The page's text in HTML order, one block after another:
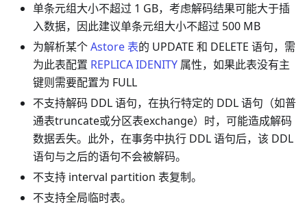
单条元组大小不超过 1 GB，考虑解码结果可能大于插
入数据，因此建议单条元组大小不超过 500 MB
为解析某个Astore 表的 UPDATE 和 DELETE 语句，需
为此表配置 REPLICA IDENITY 属性，如果此表没有主
键则需要配置为 FULL
不支持解码 DDL 语句，在执行特定的 DDL 语句（如普
通表truncate或分区表exchange）时，可能造成解码
数据丢失。此外，在事务中执行 DDL 语句后，该 DDL
语句与之后的语句不会被解码。
不支持 interval partition 表复制。
不支持全局临时表。